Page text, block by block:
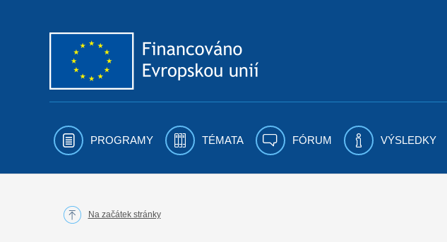
PROGRAMY TÉMATA FÓRUM VÝSLEDKY
Na začátek stránky